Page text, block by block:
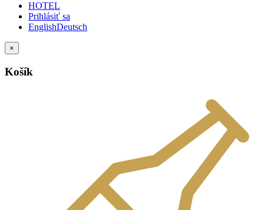
HOTEL
Prihlásiť sa
EnglishDeutsch
×
Košík